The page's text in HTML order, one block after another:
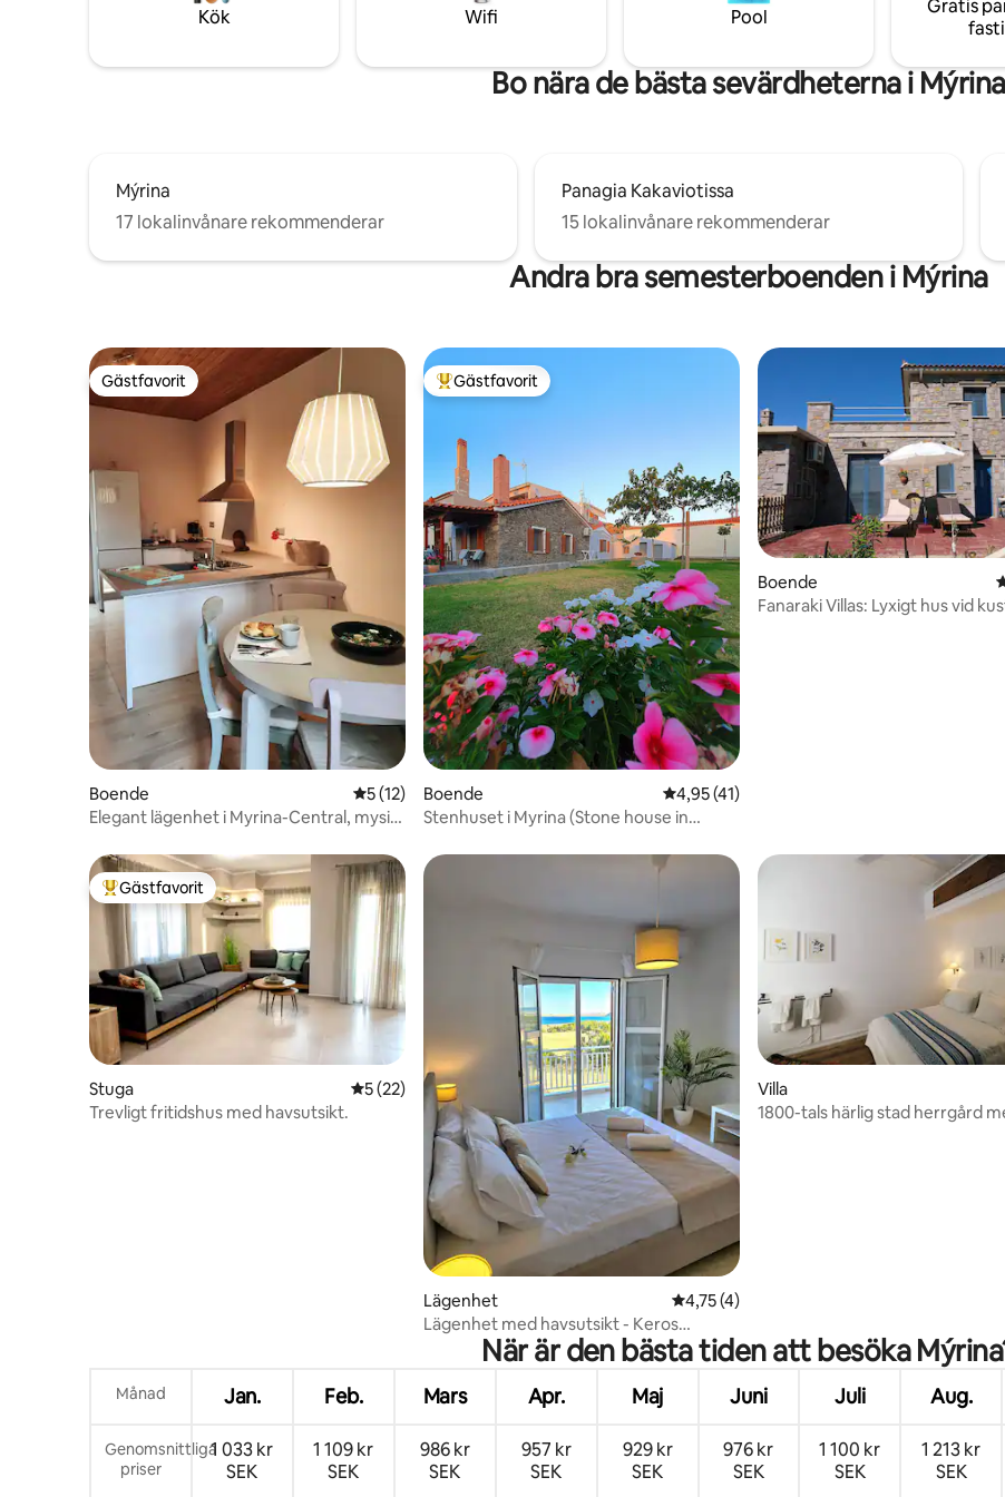
avkoppling och utforskning.
Kök Wifi Pool
Gratis
Bo nära de bästa sevärdheterna i Mýrina
Mýrina
17 lokalinvånare rekommenderar
Panagia Kakaviotissa
15 lokalinvånare rekommenderar
Andra bra semesterboenden i Mýrina
Gästfavorit
Gästfavorit
Boende 5 av 5 i genomsnittligt betyg, 12 omdömen
5 (12)
Elegant lägenhet i Myrina-Central, mysig
Populär gästfavorit
Gästfavorit
Boende 4,95 av 5 i genomsnittligt betyg, 41 omdömen
4,95 (41)
Stenhuset i Myrina (Stone house in
Boende
Fanaraki Villas: Lyxigt hus vid
Populär gästfavorit
Gästfavorit
Stuga 5 av 5 i genomsnittligt betyg, 22 omdömen
5 (22)
Trevligt fritidshus med havsutsikt.
Lägenhet 4,75 av 5 i genomsnittligt betyg, 4 omdömen
4,75 (4)
Lägenhet med havsutsikt - Keros
Seaview
Villa
1800-tals härlig stad herrgård
När är den bästa tiden att besöka
Månad Jan. Feb. Mars Apr. Maj Juni Juli Aug.
Genomsnittliga
priser
1 033 kr
SEK
1 109 kr
SEK
986 kr
SEK
957 kr
SEK
929 kr
SEK
976 kr
SEK
1 100 kr
SEK
1 213 kr
SEK